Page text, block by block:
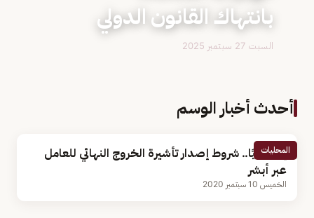
بانتهاك القانون الدولي
السبت 27 سبتمبر 2025
أحدث أخبار الوسم
المحليات
إلكترونيًا.. شروط إصدار تأشيرة الخروج النهائي للعامل
عبر أبشر
الخميس 10 سبتمبر 2020